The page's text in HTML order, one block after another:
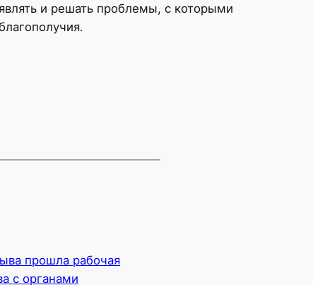
и решать проблемы, с которыми
прошла рабочая
с органами